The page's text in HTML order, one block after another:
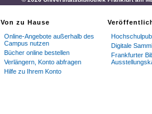
Von zu Hause
Online-Angebote außerhalb des
Campus nutzen
Bücher online bestellen
Verlängern, Konto abfragen
Hilfe zu Ihrem Konto
Digitale
Frankfurter